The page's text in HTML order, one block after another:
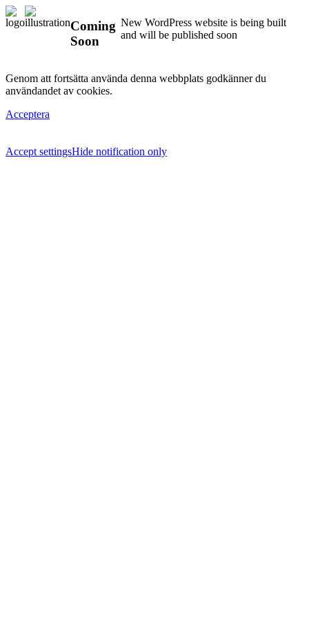
Coming
Soon
New WordPress website is being built
and will be published soon
Genom att fortsätta använda denna webbplats godkänner du
användandet av cookies.
Acceptera
Accept settingsHide notification only